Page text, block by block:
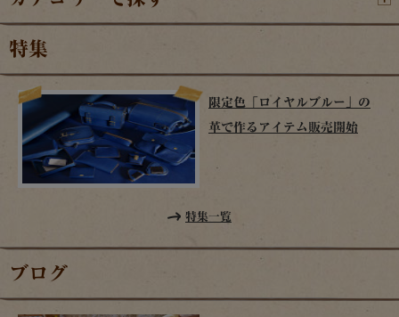
特集
限定色「ロイヤルブルー」の
革で作るアイテム販売開始
特集一覧
ブログ